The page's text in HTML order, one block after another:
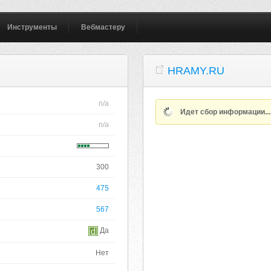
Инструменты Вебмастеру
n/a
n/a
300
475
567
Да
Нет
HRAMY.RU
Идет сбор